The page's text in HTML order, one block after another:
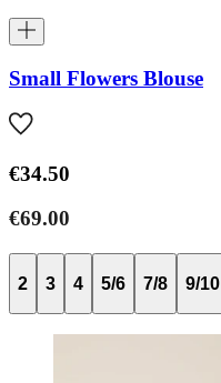
Small Flowers Blouse
€34.50
€69.00
2 3 4 5/6 7/8 9/10